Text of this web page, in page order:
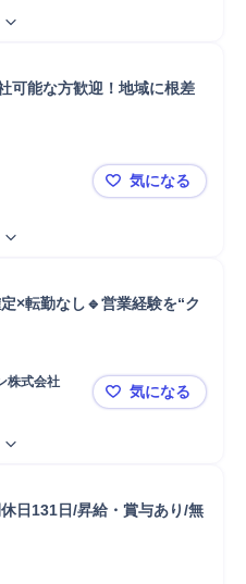
可能な方歓迎！地域に根差
【安城市】
気になる
×転勤なし🔹営業経験を“ク
株式会社
年収~750万
気になる
日131日/昇給・賞与あり/無